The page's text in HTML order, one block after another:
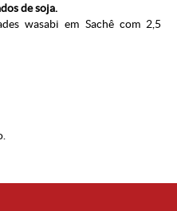
de soja.
wasabi em Sachê com 2,5